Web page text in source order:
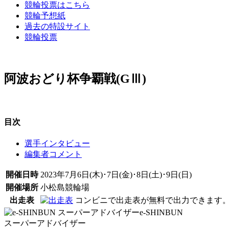
競輪投票はこちら
競輪予想紙
過去の特設サイト
競輪投票
阿波おどり杯争覇戦(GⅢ)
目次
選手インタビュー
編集者コメント
開催日時 2023年7月6日(木)･7日(金)･8日(土)･9日(日)
開催場所 小松島競輪場
出走表
コンビニで出走表が無料で出力できます
e-SHINBUN
スーパーアドバイザー